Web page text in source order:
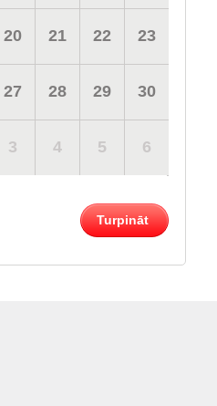
20 21 22 23
27 28 29 30
3 4 5 6
Turpināt